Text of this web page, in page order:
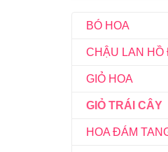
BÓ HOA
CHẬU LAN HỒ
GIỎ HOA
GIỎ TRÁI CÂY
HOA ĐÁM